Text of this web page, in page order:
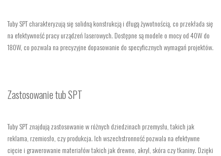
Tuby SPT charakteryzują się solidną konstrukcją i długą żywotnością, co przekłada się
na efektywność pracy urządzeń laserowych. Dostępne są modele o mocy od 40W do
180W, co pozwala na precyzyjne dopasowanie do specyficznych wymagań projektów.
Zastosowanie tub SPT
Tuby SPT znajdują zastosowanie w różnych dziedzinach przemysłu, takich jak
reklama, rzemiosło, czy produkcja. Ich wszechstronność pozwala na efektywne
cięcie i grawerowanie materiałów takich jak drewno, akryl, skóra czy tkaniny. Dzięki